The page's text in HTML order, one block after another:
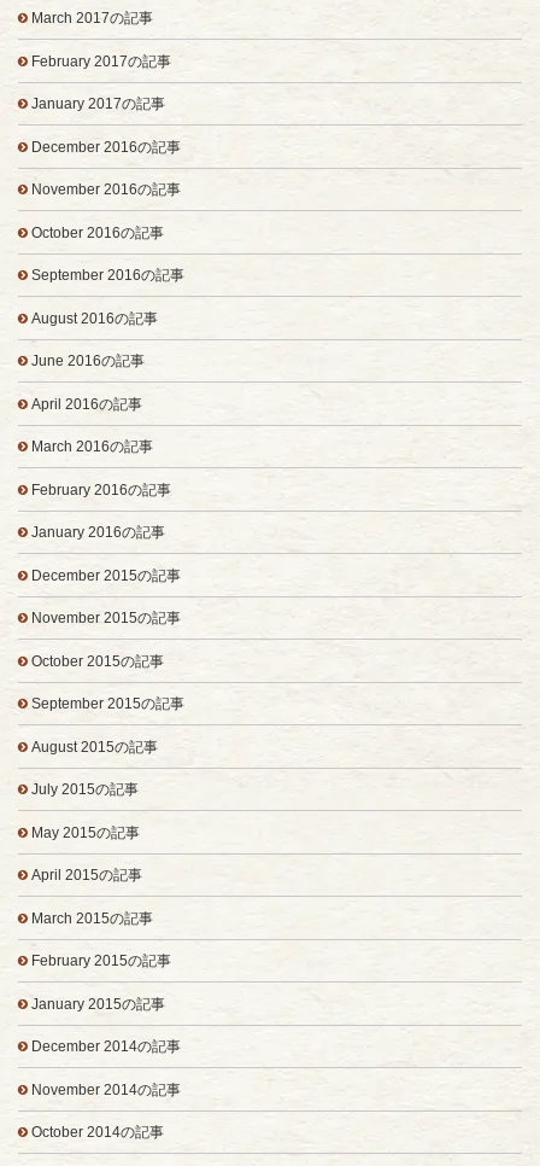
March 2017の記事
February 2017の記事
January 2017の記事
December 2016の記事
November 2016の記事
October 2016の記事
September 2016の記事
August 2016の記事
June 2016の記事
April 2016の記事
March 2016の記事
February 2016の記事
January 2016の記事
December 2015の記事
November 2015の記事
October 2015の記事
September 2015の記事
August 2015の記事
July 2015の記事
May 2015の記事
April 2015の記事
March 2015の記事
February 2015の記事
January 2015の記事
December 2014の記事
November 2014の記事
October 2014の記事